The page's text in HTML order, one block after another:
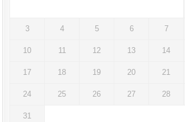
3 4 5 6 7
10 11 12 13 14
17 18 19 20 21
24 25 26 27 28
31